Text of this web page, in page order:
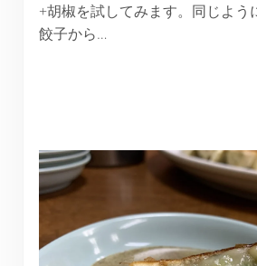
+胡椒を試してみます。同じよう
餃子から…